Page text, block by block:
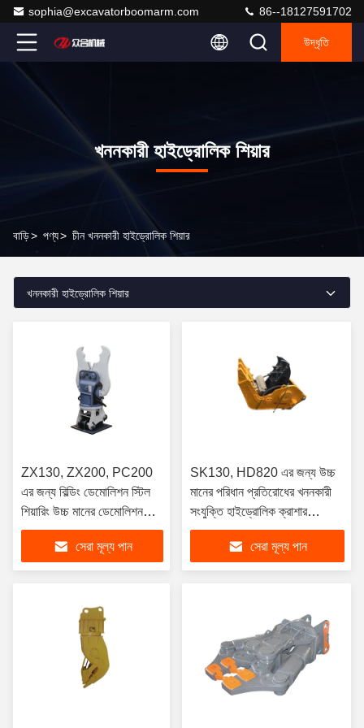
sophia@excavatorboomarm.com 86--18127591702
উদ্ধৃতি
খননকারী হাইড্রোলিক শিয়ার
বাড়ি> পণ্য> চীন খননকারী হাইড্রোলিক শিয়ার
খননকারী হাইড্রোলিক শিয়ার
ZX130, ZX200, PC200
এর জন্য বিল্ডিং ডেমোলিশন স্টিল
শিয়ারিং উচ্চ মানের ডেমোলিশন
কাটার
সেরা মূল্য পান
SK130, HD820 এর জন্য উচ্চ
মানের পরিধান প্রতিরোধের খননকারী
সংযুক্তি হাইড্রোলিক ক্রাশার
পাল্ভারাইজার
সেরা মূল্য পান